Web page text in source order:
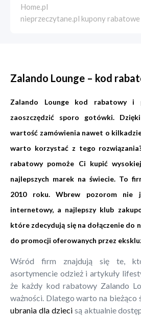
Home.pl
nieprzeczytane.pl kupony rabatowe
Zalando Lounge – kod
Zalando Lounge kod rabatowy i
zaoszczędzić sporo gotówki.
wartość zamówienia nawet o
warto korzystać z tego
rabatowy pomoże Ci kupić
najlepszych marek na świecie. To
2010 roku. Wbrew pozorom nie
internetowy, a najlepszy klub
które zdecydują się na dołączenie do
do promocji oferowanych przez
Wśród firm znajdują się te,
asortymencie odzież i artykuły
że każdy kod rabatowy Zalando
ważności. Dlatego warto na bieżąco
ubrania dla dziecisą aktualnie